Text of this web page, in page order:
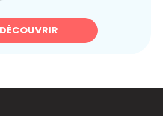
DÉCOUVRIR